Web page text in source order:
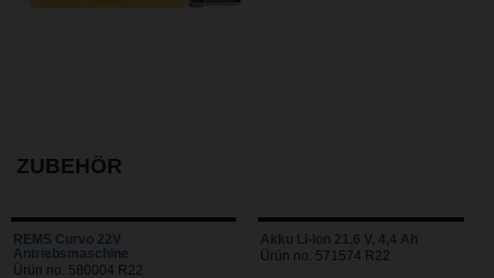
ZUBEHÖR
REMS Curvo 22V
Antriebsmaschine
Ürün no. 580004 R22
Akku Li-Ion 21,6 V, 4,4 Ah
Ürün no. 571574 R22